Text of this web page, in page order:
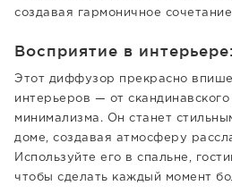
создавая гармоничное
Восприятие в интерьере:
Этот диффузор прекрасно
интерьеров — от
минимализма. Он станет
доме, создавая атмосферу
Используйте его в спальне,
чтобы сделать каждый момент